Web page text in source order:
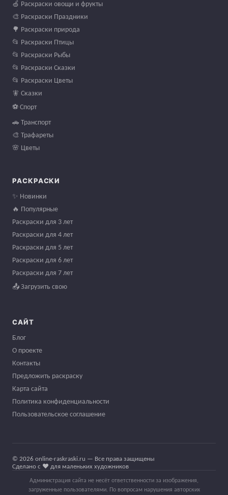
🍏 Раскраски овощи и фрукты
🎨 Раскраски Праздники
🌳 Раскраски природа
📂 Раскраски Птицы
📂 Раскраски Рыбы
📂 Раскраски Сказки
📂 Раскраски Цветы
🧚 Сказки
⚽ Спорт
🚗 Транспорт
🎨 Трафареты
🌸 Цветы
РАСКРАСКИ
✨ Новинки
🔥 Популярные
Раскраски для 3 лет
Раскраски для 4 лет
Раскраски для 5 лет
Раскраски для 6 лет
Раскраски для 7 лет
📤 Загрузить свою
САЙТ
Блог
О проекте
Контакты
Предложить раскраску
Карта сайта
Политика конфиденциальности
Пользовательское соглашение
© 2026 online-raskraski.ru — Все права защищены
Сделано с ❤️ для маленьких художников
Администрация сайта не несёт ответственности за изображения,
загруженные пользователями. По вопросам нарушения авторских